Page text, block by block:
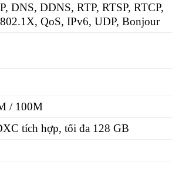
DNS, DDNS, RTP, RTSP, RTCP,
QoS, IPv6, UDP, Bonjour
/ 100M
tích hợp, tối đa 128 GB